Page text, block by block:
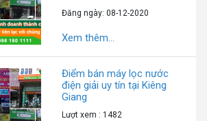
Đăng ngày: 08-12-2020
Xem thêm...
Điểm bán máy lọc nước
điện giải uy tín tại Kiêng
Giang
Lượt xem : 1482